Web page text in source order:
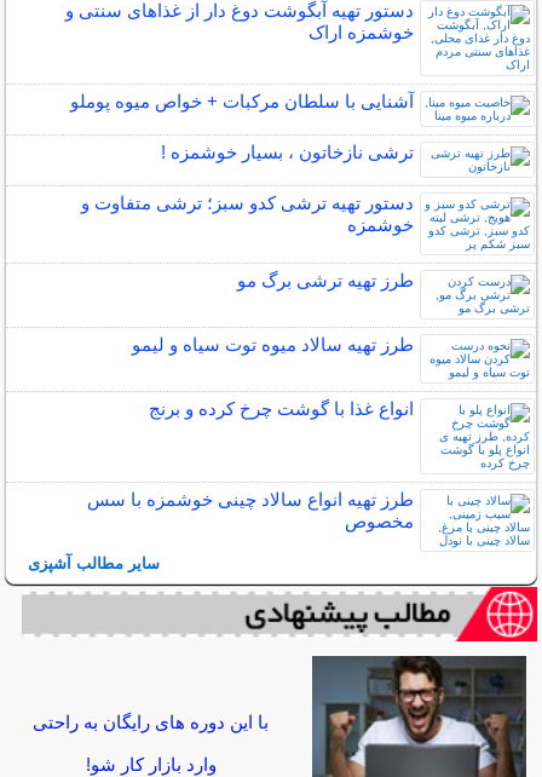
دستور تهیه آبگوشت دوغ دار از غذاهای سنتی و
خوشمزه اراک
آشنایی با سلطان مرکبات + خواص میوه پوملو
ترشی نازخاتون ، بسیار خوشمزه !
دستور تهیه ترشی کدو سبز؛ ترشی متفاوت و
خوشمزه
طرز تهیه ترشی برگ مو
طرز تهیه سالاد میوه توت سیاه و لیمو
انواع غذا با گوشت چرخ کرده و برنج
طرز تهیه انواع سالاد چینی خوشمزه با سس
مخصوص
سایر مطالب آشپزی
با این دوره های رایگان به راحتی
وارد بازار کار شو!